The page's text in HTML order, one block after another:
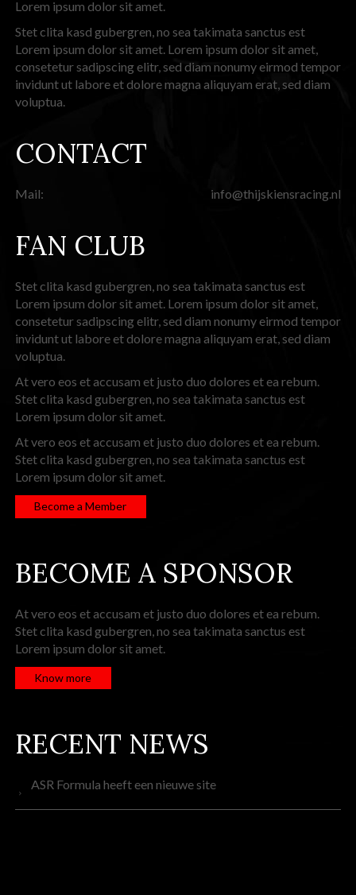
Lorem ipsum dolor sit amet.
Stet clita kasd gubergren, no sea takimata sanctus est
Lorem ipsum dolor sit amet. Lorem ipsum dolor sit amet,
consetetur sadipscing elitr, sed diam nonumy eirmod tempor
invidunt ut labore et dolore magna aliquyam erat, sed diam
voluptua.
CONTACT
Mail: info@thijskiensracing.nl
FAN CLUB
Stet clita kasd gubergren, no sea takimata sanctus est
Lorem ipsum dolor sit amet. Lorem ipsum dolor sit amet,
consetetur sadipscing elitr, sed diam nonumy eirmod tempor
invidunt ut labore et dolore magna aliquyam erat, sed diam
voluptua.
At vero eos et accusam et justo duo dolores et ea rebum.
Stet clita kasd gubergren, no sea takimata sanctus est
Lorem ipsum dolor sit amet.
At vero eos et accusam et justo duo dolores et ea rebum.
Stet clita kasd gubergren, no sea takimata sanctus est
Lorem ipsum dolor sit amet.
Become a Member
BECOME A SPONSOR
At vero eos et accusam et justo duo dolores et ea rebum.
Stet clita kasd gubergren, no sea takimata sanctus est
Lorem ipsum dolor sit amet.
Know more
RECENT NEWS
ASR Formula heeft een nieuwe site